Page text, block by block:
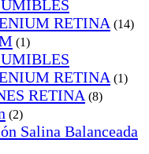
RETINA (14)
(1)
RETINA (1)
RETINA (8)
(2)
Salina Balanceada